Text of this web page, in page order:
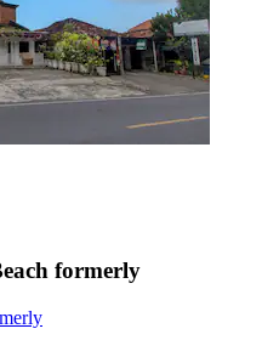
formerly